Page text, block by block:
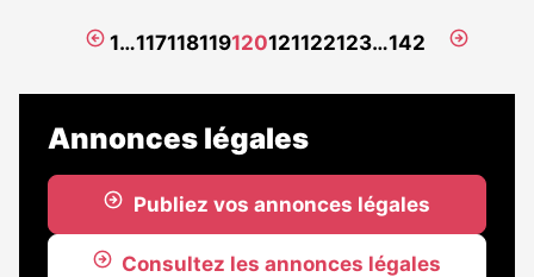
réservé
abonnés
Page
1…117118119120121122123…142
Page
Annonces légales
Publiez vos annonces légales
Consultez les annonces légales